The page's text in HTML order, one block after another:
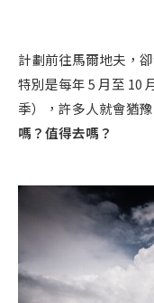
計劃前往馬爾地夫，
特別是每年 5 月至 10
季），許多人就會猶豫
嗎？值得去嗎？